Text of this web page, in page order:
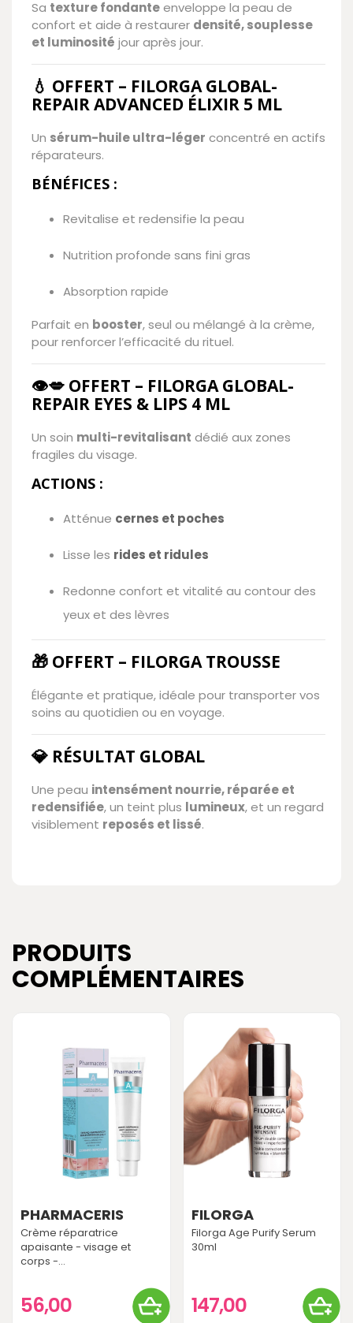
Sa texture fondanteenveloppe la peau de
confort et aide à restaurer densité, souplesse
et luminosité jour après jour.
💧 OFFERT – FILORGA GLOBAL-
REPAIR ADVANCED ÉLIXIR 5 ML
Un sérum-huile ultra-léger concentré en actifs
réparateurs.
BÉNÉFICES :
Revitalise et redensifie la peau
Nutrition profonde sans fini gras
Absorption rapide
Parfait en booster, seul ou mélangé à la crème,
pour renforcer l’efficacité du rituel.
👁️💋 OFFERT – FILORGA GLOBAL-
REPAIR EYES & LIPS 4 ML
Un soin multi-revitalisant dédié aux zones
fragiles du visage.
ACTIONS :
Atténue cernes et poches
Lisse les rides et ridules
Redonne confort et vitalité au contour des
yeux et des lèvres
🎁 OFFERT – FILORGA TROUSSE
Élégante et pratique, idéale pour transporter vos
soins au quotidien ou en voyage.
💎 RÉSULTAT GLOBAL
Une peau intensément nourrie, réparée et
redensifiée, un teint plus lumineux, et un regard
visiblement reposés et lissé.
PRODUITS
COMPLÉMENTAIRES
PHARMACERIS
Crème réparatrice
apaisante - visage et
corps -...
56,00
FILORGA
Filorga Age Purify Serum
30ml
147,00